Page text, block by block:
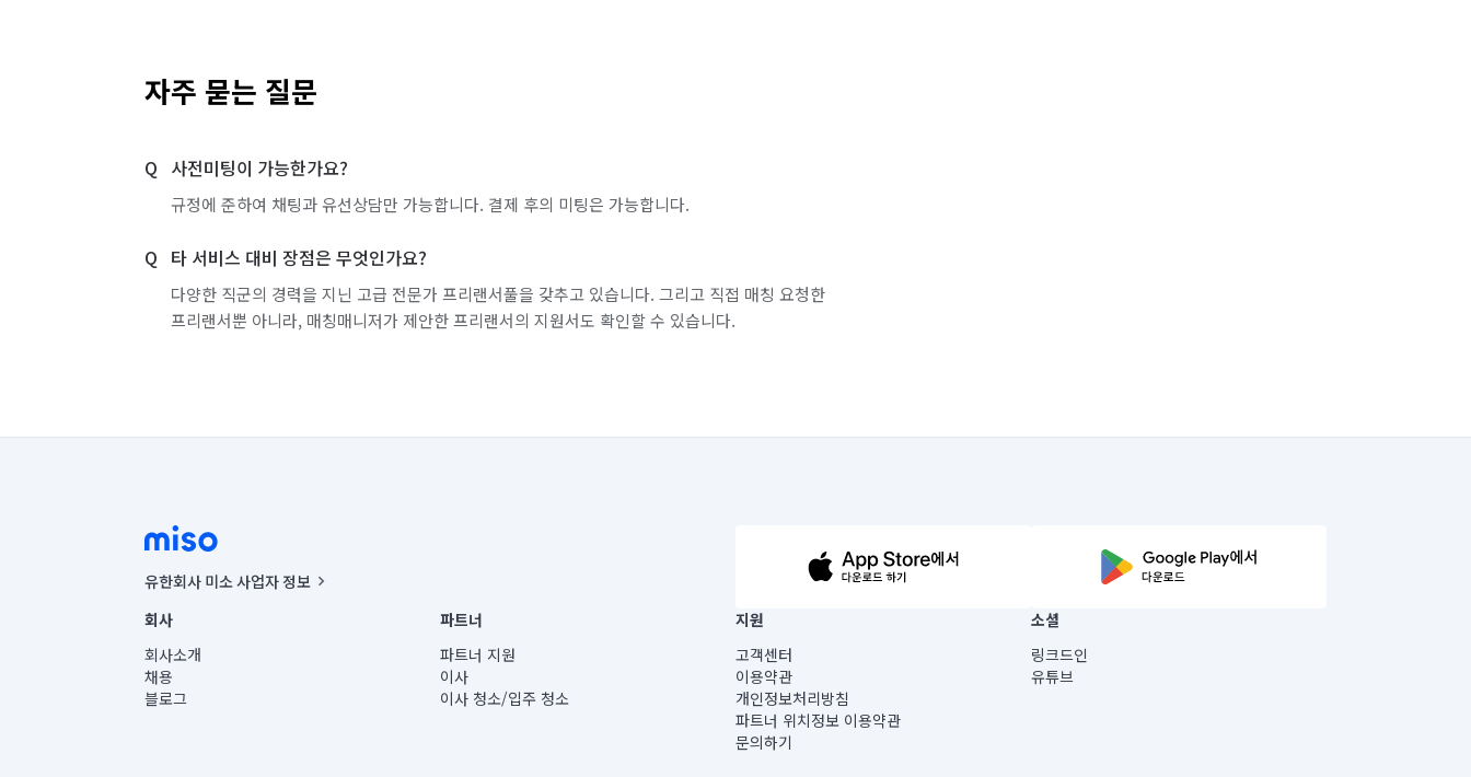
자주 묻는 질문
사전미팅이 가능한가요?
규정에 준하여 채팅과 유선상담만 가능합니다. 결제 후의 미팅은 가능합니다.
타 서비스 대비 장점은 무엇인가요?
다양한 직군의 경력을 지닌 고급 전문가 프리랜서풀을 갖추고 있습니다. 그리고 직접 매칭 요청한
프리랜서뿐 아니라, 매칭매니저가 제안한 프리랜서의 지원서도 확인할 수 있습니다.
유한회사 미소 사업자 정보
사업자등록번호 : 291-87-00271 | 인허가번호 : 2016-3220163-14-5-00019 |
통신판매신고번호 : 2024-서울종로-1400(공정거래위원회 정보) |
대표이사 : CHING VICTOR COLUMBIA RHEE
주소 | 본사: 서울특별시 종로구 율곡로 6(중학동, 트윈트리빌딩) B동 5층
컨택센터 : 서울특별시 종로구 수송동 율곡로 24, 7층, 8층 미소
회사
회사소개
채용
블로그
파트너
파트너 지원
이사
이사 청소/입주 청소
지원
고객센터
이용약관
개인정보처리방침
파트너 위치정보 이용약관
문의하기
소셜
링크드인
유튜브